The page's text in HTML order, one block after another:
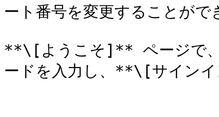
ート番号を変更することが
**\[ようこそ]** ページで、
ードを入力し、**\[サイン